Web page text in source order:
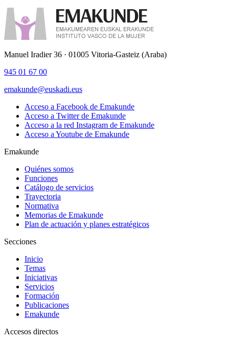
Manuel Iradier 36 · 01005 Vitoria-Gasteiz (Araba)
945 01 67 00
emakunde@euskadi.eus
Acceso a Facebook de Emakunde
Acceso a Twitter de Emakunde
Acceso a la red Instagram de Emakunde
Acceso a Youtube de Emakunde
Emakunde
Quiénes somos
Funciones
Catálogo de servicios
Trayectoria
Normativa
Memorias de Emakunde
Plan de actuación y planes estratégicos
Secciones
Inicio
Temas
Iniciativas
Servicios
Formación
Publicaciones
Emakunde
Accesos directos